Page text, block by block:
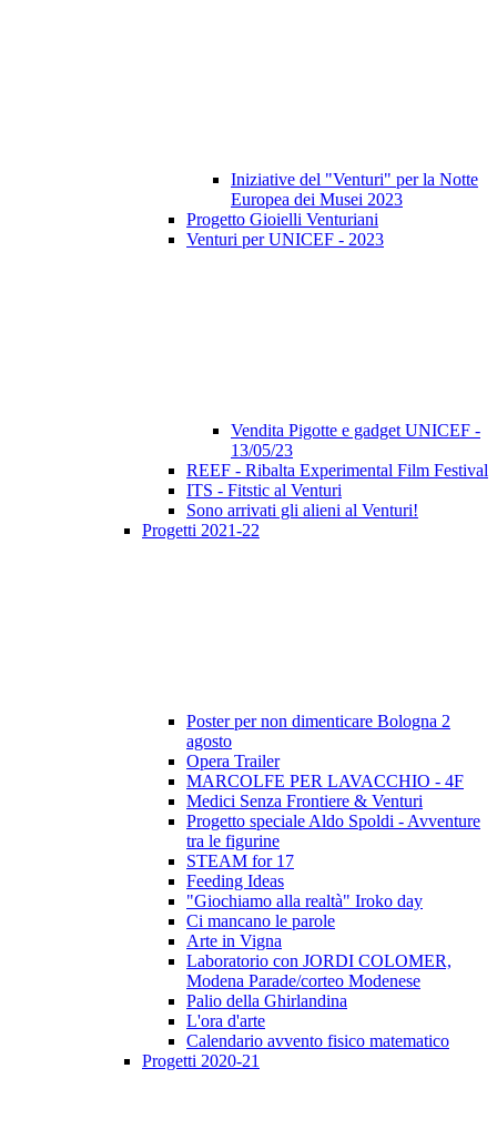
Iniziative del "Venturi" per la Notte
Europea dei Musei 2023
Progetto Gioielli Venturiani
Venturi per UNICEF - 2023
Vendita Pigotte e gadget UNICEF -
13/05/23
REEF - Ribalta Experimental Film Festival
ITS - Fitstic al Venturi
Sono arrivati gli alieni al Venturi!
Progetti 2021-22
Poster per non dimenticare Bologna 2
agosto
Opera Trailer
MARCOLFE PER LAVACCHIO - 4F
Medici Senza Frontiere & Venturi
Progetto speciale Aldo Spoldi - Avventure
tra le figurine
STEAM for 17
Feeding Ideas
"Giochiamo alla realtà" Iroko day
Ci mancano le parole
Arte in Vigna
Laboratorio con JORDI COLOMER,
Modena Parade/corteo Modenese
Palio della Ghirlandina
L'ora d'arte
Calendario avvento fisico matematico
Progetti 2020-21